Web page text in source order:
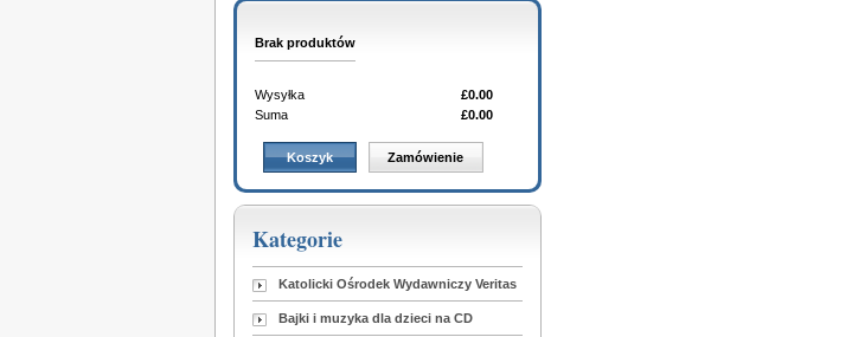
Brak produktów
Wysyłka
£0.00
Suma
£0.00
Koszyk Zamówienie
Kategorie
Katolicki Ośrodek Wydawniczy Veritas
Bajki i muzyka dla dzieci na CD